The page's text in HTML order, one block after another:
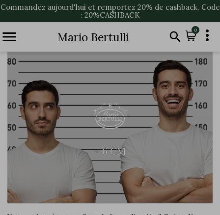
Commandez aujourd'hui et remportez 20% de cashback. Code
: 20%CASHBACK
 Mario Bertulli  0 
+ 6 CM